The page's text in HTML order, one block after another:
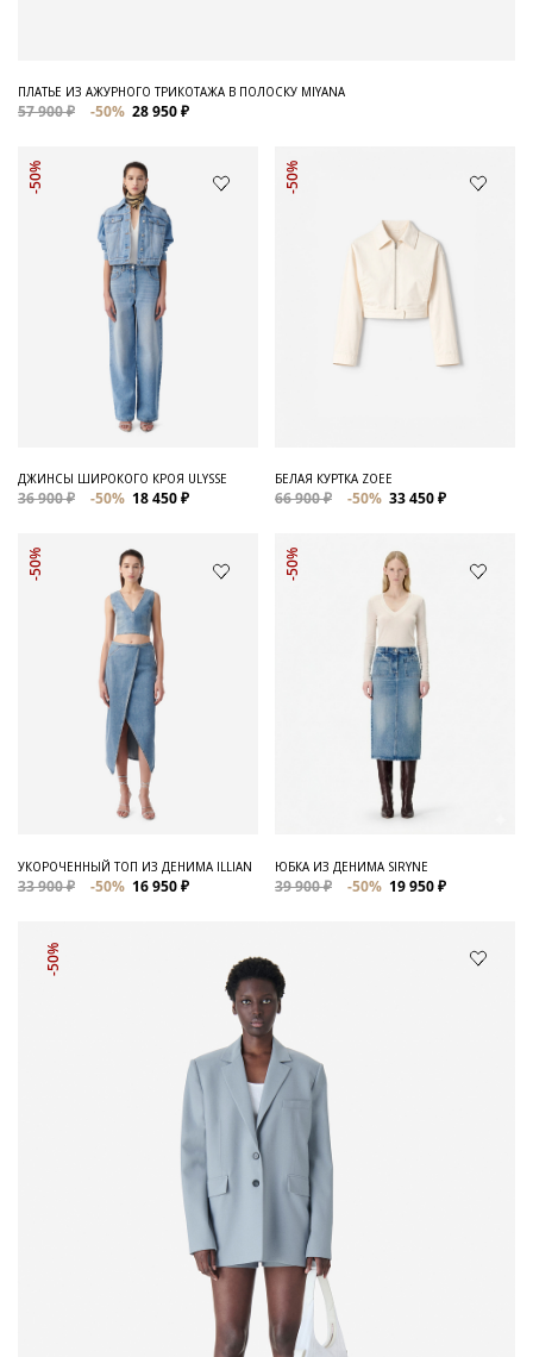
ПЛАТЬЕ ИЗ АЖУРНОГО ТРИКОТАЖА В ПОЛОСКУ MIYANA
57 900 ₽ -50% 28 950 ₽
-50%
ДЖИНСЫ ШИРОКОГО КРОЯ ULYSSE
36 900 ₽ -50% 18 450 ₽
-50%
БЕЛАЯ КУРТКА ZOEE
66 900 ₽ -50% 33 450 ₽
-50%
УКОРОЧЕННЫЙ ТОП ИЗ ДЕНИМА ILLIAN
33 900 ₽ -50% 16 950 ₽
-50%
ЮБКА ИЗ ДЕНИМА SIRYNE
39 900 ₽ -50% 19 950 ₽
-50%